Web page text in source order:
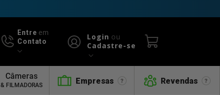
Entre em
Contato
Login ou
Cadastre-se
Câmeras
& FILMADORAS Empresas Revendas